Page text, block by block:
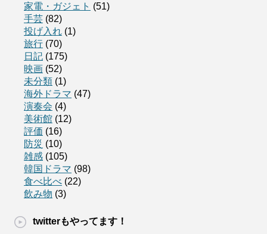
家電・ガジェト (51)
手芸 (82)
投げ入れ (1)
旅行 (70)
日記 (175)
映画 (52)
未分類 (1)
海外ドラマ (47)
演奏会 (4)
美術館 (12)
評価 (16)
防災 (10)
雑感 (105)
韓国ドラマ (98)
食べ比べ (22)
飲み物 (3)
twitterもやってます！